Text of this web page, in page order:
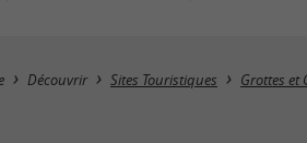
Découvrir Sites Touristiques Grottes et